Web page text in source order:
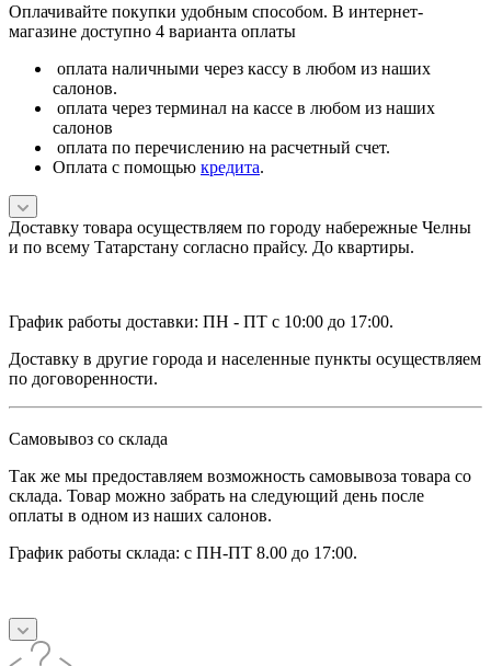
Оплачивайте покупки удобным способом. В интернет-
магазине доступно 4 варианта оплаты
оплата наличными через кассу в любом из наших
салонов.
оплата через терминал на кассе в любом из наших
салонов
оплата по перечислению на расчетный счет.
Оплата с помощью кредита.
Доставку товара осуществляем по городу набережные Челны
и по всему Татарстану согласно прайсу. До квартиры.
График работы доставки: ПН - ПТ с 10:00 до 17:00.
Доставку в другие города и населенные пункты осуществляем
по договоренности.
Самовывоз со склада
Так же мы предоставляем возможность самовывоза товара со
склада. Товар можно забрать на следующий день после
оплаты в одном из наших салонов.
График работы склада: с ПН-ПТ 8.00 до 17:00.